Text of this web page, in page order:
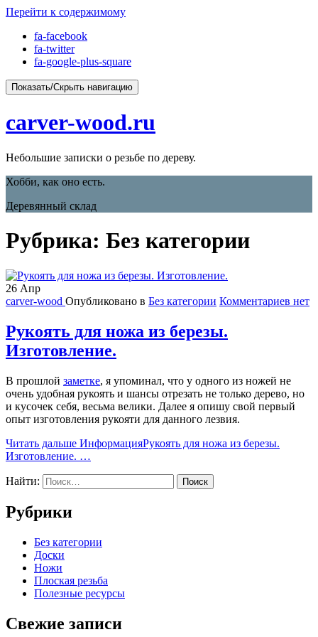
Перейти к содержимому
fa-facebook
fa-twitter
fa-google-plus-square
Показать/Скрыть навигацию
carver-wood.ru
Небольшие записки о резьбе по дереву.
Хобби, как оно есть.
Деревянный склад
Рубрика: Без категории
26 Апр
carver-wood Опубликовано в Без категории Комментариев нет
Рукоять для ножа из березы.
Изготовление.
В прошлой заметке, я упоминал, что у одного из ножей не
очень удобная рукоять и шансы отрезать не только дерево, но
и кусочек себя, весьма велики. Далее я опишу свой первый
опыт изготовления рукояти для данного лезвия.
Читать дальше ИнформацияРукоять для ножа из березы.
Изготовление. …
Найти:
Рубрики
Без категории
Доски
Ножи
Плоская резьба
Полезные ресурсы
Свежие записи